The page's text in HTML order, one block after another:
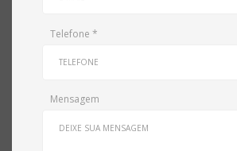
Telefone *
Mensagem